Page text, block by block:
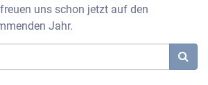
uns schon jetzt auf den
Jahr.